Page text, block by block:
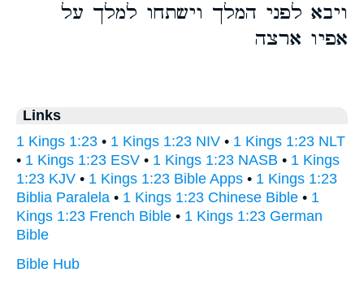
ויבא לפני המלך וישתחו למלך על
אפיו ארצה
Links
1 Kings 1:23 • 1 Kings 1:23 NIV • 1 Kings 1:23 NLT
• 1 Kings 1:23 ESV • 1 Kings 1:23 NASB • 1 Kings
1:23 KJV • 1 Kings 1:23 Bible Apps • 1 Kings 1:23
Biblia Paralela • 1 Kings 1:23 Chinese Bible • 1
Kings 1:23 French Bible • 1 Kings 1:23 German
Bible
Bible Hub